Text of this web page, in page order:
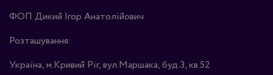
ФОП Дикий Ігор Анатолійович
Розташування:
Україна, м.Кривий Ріг, вул.Маршака, буд.3, кв.52